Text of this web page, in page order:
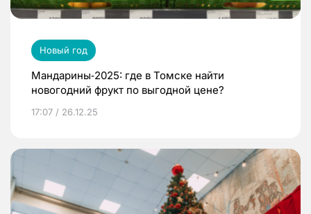
Новый год
Мандарины‑2025: где в Томске найти
новогодний фрукт по выгодной цене?
17:07 / 26.12.25